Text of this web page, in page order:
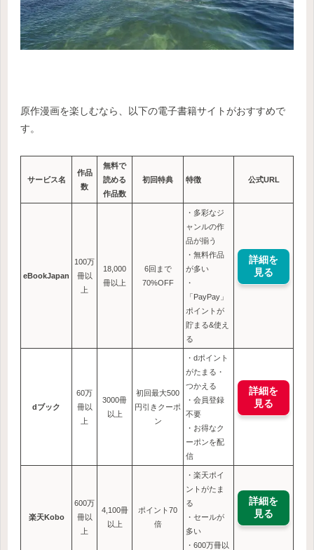
原作漫画を楽しむなら、以下の電子書籍サイトがおすすめで
す。
サービス名
作品
数
無料で
読める
作品数
初回特典 特徴 公式URL
eBookJapan
100万
冊以
上
18,000
冊以上
6回まで
70%OFF
・多彩なジ
ャンルの作
品が揃う
・無料作品
が多い
・
「PayPay」
ポイントが
貯まる&使え
る
詳細を
見る
dブック
60万
冊以
上
3000冊
以上
初回最大500
円引きクーポ
ン
・dポイント
がたまる・
つかえる
・会員登録
不要
・お得なク
ーポンを配
信
詳細を
見る
楽天Kobo
600万
冊以
上
4,100冊
以上
ポイント70
倍
・楽天ポイ
ントがたま
る
・セールが
多い
・600万冊以
詳細を
見る